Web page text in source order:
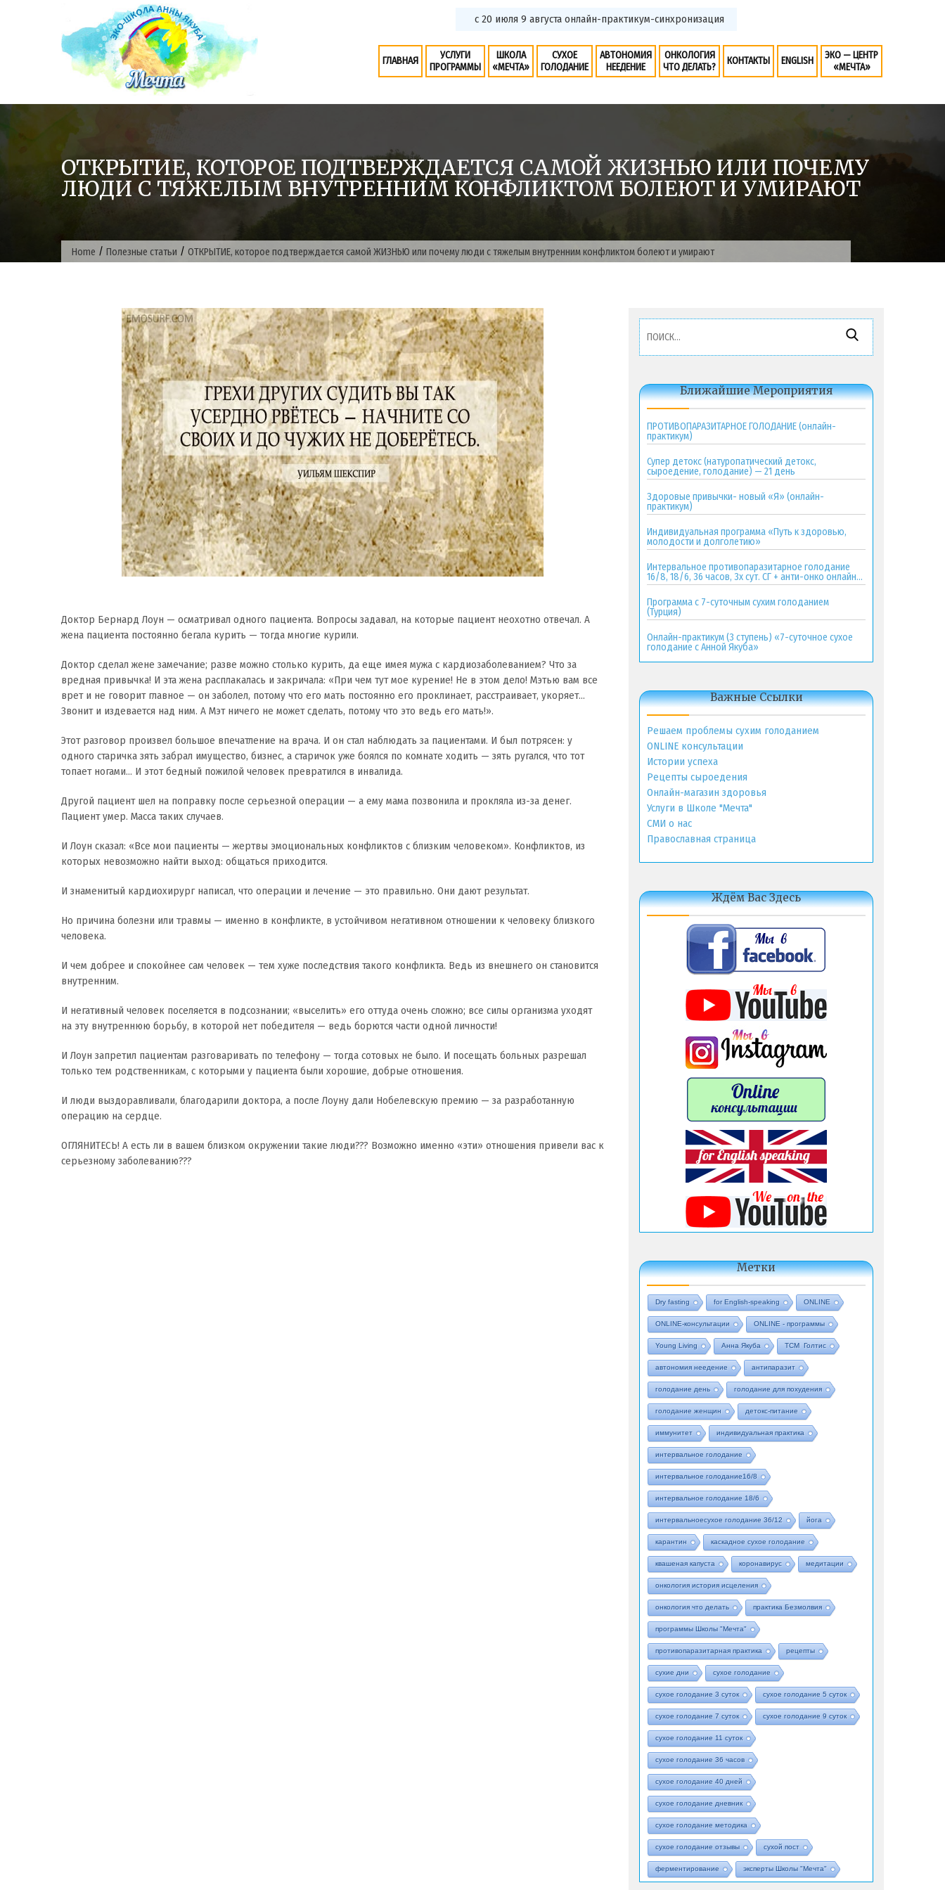
с 20 июля 9 августа онлайн-практикум-синхронизация
ГЛАВНАЯ
УСЛУГИ
ПРОГРАММЫ
ШКОЛА
«МЕЧТА»
СУХОЕ
ГОЛОДАНИЕ
АВТОНОМИЯ
НЕЕДЕНИЕ
ОНКОЛОГИЯ
ЧТО ДЕЛАТЬ?
КОНТАКТЫ ENGLISH
ЭКО — ЦЕНТР
«МЕЧТА»
ОТКРЫТИЕ, КОТОРОЕ ПОДТВЕРЖДАЕТСЯ САМОЙ ЖИЗНЬЮ ИЛИ ПОЧЕМУ
ЛЮДИ С ТЯЖЕЛЫМ ВНУТРЕННИМ КОНФЛИКТОМ БОЛЕЮТ И УМИРАЮТ
Home / Полезные статьи / ОТКРЫТИЕ, которое подтверждается самой ЖИЗНЬЮ или почему люди с тяжелым внутренним конфликтом болеют и умирают
Доктор Бернард Лоун — осматривал одного пациента. Вопросы задавал, на которые пациент неохотно отвечал. А
жена пациента постоянно бегала курить — тогда многие курили.
Доктор сделал жене замечание; разве можно столько курить, да еще имея мужа с кардиозаболеванием? Что за
вредная привычка! И эта жена расплакалась и закричала: «При чем тут мое курение! Не в этом дело! Мэтью вам все
врет и не говорит главное — он заболел, потому что его мать постоянно его проклинает, расстраивает, укоряет…
Звонит и издевается над ним. А Мэт ничего не может сделать, потому что это ведь его мать!».
Этот разговор произвел большое впечатление на врача. И он стал наблюдать за пациентами. И был потрясен: у
одного старичка зять забрал имущество, бизнес, а старичок уже боялся по комнате ходить — зять ругался, что тот
топает ногами… И этот бедный пожилой человек превратился в инвалида.
Другой пациент шел на поправку после серьезной операции — а ему мама позвонила и прокляла из-за денег.
Пациент умер. Масса таких случаев.
И Лоун сказал: «Все мои пациенты — жертвы эмоциональных конфликтов с близким человеком». Конфликтов, из
которых невозможно найти выход: общаться приходится.
И знаменитый кардиохирург написал, что операции и лечение — это правильно. Они дают результат.
Но причина болезни или травмы — именно в конфликте, в устойчивом негативном отношении к человеку близкого
человека.
И чем добрее и спокойнее сам человек — тем хуже последствия такого конфликта. Ведь из внешнего он становится
внутренним.
И негативный человек поселяется в подсознании; «выселить» его оттуда очень сложно; все силы организма уходят
на эту внутреннюю борьбу, в которой нет победителя — ведь борются части одной личности!
И Лоун запретил пациентам разговаривать по телефону — тогда сотовых не было. И посещать больных разрешал
только тем родственникам, с которыми у пациента были хорошие, добрые отношения.
И люди выздоравливали, благодарили доктора, а после Лоуну дали Нобелевскую премию — за разработанную
операцию на сердце.
ОГЛЯНИТЕСЬ! А есть ли в вашем близком окружении такие люди??? Возможно именно «эти» отношения привели вас к
серьезному заболеванию???
Найти:
Ближайшие Мероприятия
ПРОТИВОПАРАЗИТАРНОЕ ГОЛОДАНИЕ (онлайн-
практикум)
Супер детокс (натуропатический детокс,
сыроедение, голодание) — 21 день
Здоровые привычки- новый «Я» (онлайн-
практикум)
Индивидуальная программа «Путь к здоровью,
молодости и долголетию»
Интервальное противопаразитарное голодание
16/8, 18/6, 36 часов, 3х сут. СГ + анти-онко онлайн-
практикум
Программа с 7-суточным сухим голоданием
(Турция)
Онлайн-практикум (3 ступень) «7-суточное сухое
голодание с Анной Якуба»
Важные Ссылки
Решаем проблемы сухим голоданием
ONLINE консультации
Истории успеха
Рецепты сыроедения
Онлайн-магазин здоровья
Услуги в Школе "Мечта"
СМИ о нас
Православная страница
Ждём Вас Здесь
Метки
Dry fasting for English-speaking ONLINE
ONLINE-консультации ONLINE - программы
Young Living Анна Якуба ТСМ Голтис
автономия неедение антипаразит
голодание день голодание для похудения
голодание женщин детокс-питание
иммунитет индивидуальная практика
интервальное голодание
интервальное голодание16/8
интервальное голодание 18/6
интервальноесухое голодание 36/12 йога
карантин каскадное сухое голодание
квашеная капуста коронавирус медитации
онкология история исцеления
онкология что делать практика Безмолвия
программы Школы "Мечта"
противопаразитарная практика рецепты
сухие дни сухое голодание
сухое голодание 3 суток сухое голодание 5 суток
сухое голодание 7 суток сухое голодание 9 суток
сухое голодание 11 суток
сухое голодание 36 часов
сухое голодание 40 дней
сухое голодание дневник
сухое голодание методика
сухое голодание отзывы сухой пост
ферментирование эксперты Школы "Мечта"